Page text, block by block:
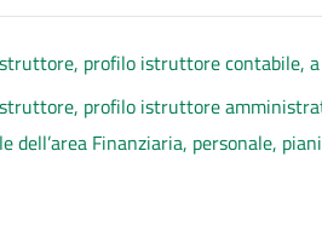
profilo istruttore contabile,
profilo istruttore
Finanziaria, personale,